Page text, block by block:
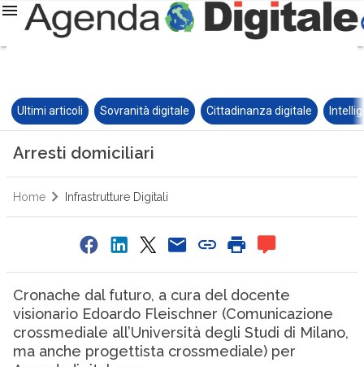
Ultimi articoli Sovranità digitale Cittadinanza digitale
Arresti domiciliari
Home Infrastrutture Digitali
Cronache dal futuro, a cura del docente
visionario Edoardo Fleischner (Comunicazione
crossmediale all’Università degli Studi di Milano,
ma anche progettista crossmediale) per